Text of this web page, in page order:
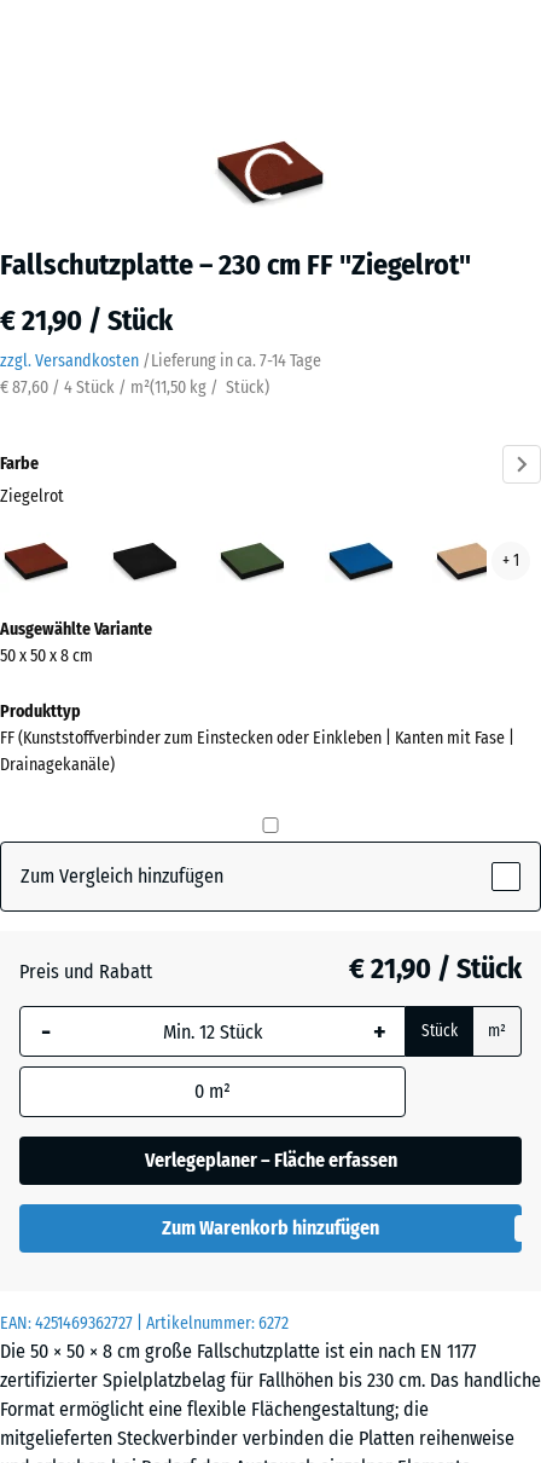
Fallschutzplatte – 230 cm FF "Ziegelrot"
€ 21,90 / Stück
zzgl. Versandkosten /Lieferung in ca. 7-14 Tage
€ 87,60 / 4 Stück / m²(11,50 kg / Stück)
EAN:4251469362727 | Artikelnummer:6272
Die 50 × 50 × 8 cm große Fallschutzplatte ist ein nach EN 1177
zertifizierter Spielplatzbelag für Fallhöhen bis 230 cm. Das handliche
Format ermöglicht eine flexible Flächengestaltung; die
mitgelieferten Steckverbinder verbinden die Platten reihenweise
Farbe
Ziegelrot
(active)
Himmelblau
+ 1
Informationen
zu
Farben?
Farbpalette
(active)
Grasgrün + € 1,70
Himmelblau + € 4,10
Sandbeige + € 4,60
Ausgewählte Variante
50 x 50 x 8 cm
Produkttyp
FF (Kunststoffverbinder zum Einstecken oder Einkleben | Kanten mit Fase |
Drainagekanäle)
Zum Vergleich hinzufügen
Preis und Rabatt € 21,90 / Stück
- + Stück m²
0 m²
Verlegeplaner – Fläche erfassen
Zum Warenkorb hinzufügen